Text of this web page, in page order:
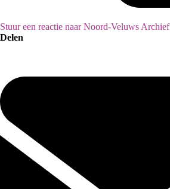
Stuur een reactie naar Noord-Veluws Archief
Delen